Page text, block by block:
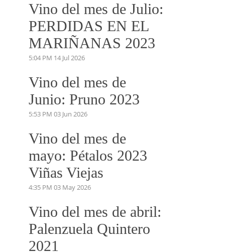
VINO DEL MES
Vino del mes de Julio:
PERDIDAS EN EL
MARIÑANAS 2023
5:04 PM 14 Jul 2026
Vino del mes de
Junio: Pruno 2023
5:53 PM 03 Jun 2026
Vino del mes de
mayo: Pétalos 2023
Viñas Viejas
4:35 PM 03 May 2026